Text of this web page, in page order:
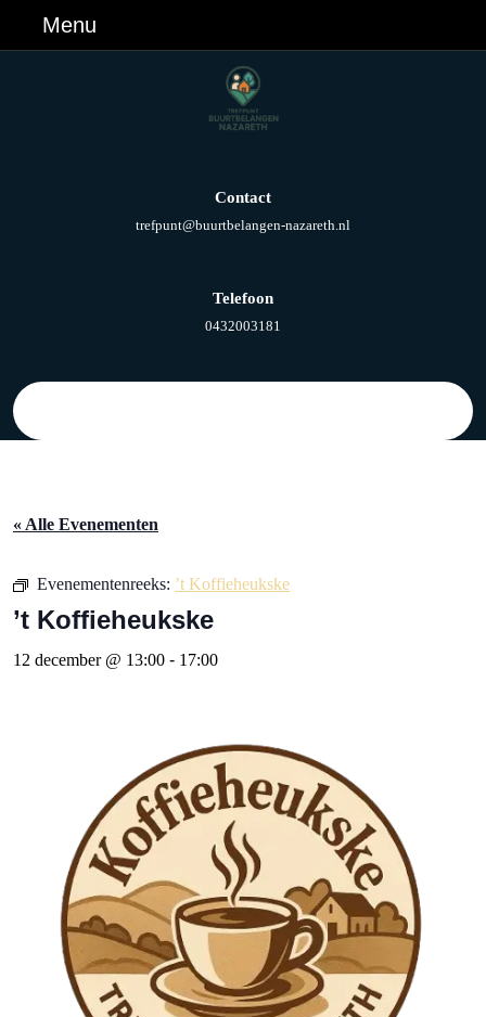
Menu
Contact
trefpunt@buurtbelangen-nazareth.nl
Telefoon
0432003181
« Alle Evenementen
Evenementenreeks: ’t Koffieheukske
’t Koffieheukske
12 december @ 13:00 - 17:00